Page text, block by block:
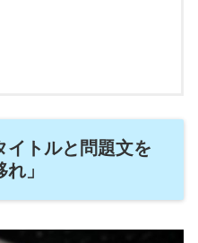
イトルと問題文を
」